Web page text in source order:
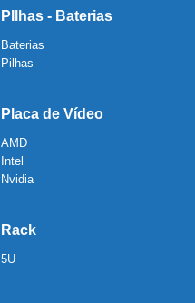
PIlhas - Baterias
Baterias
Pilhas
Placa de Vídeo
AMD
Intel
Nvidia
Rack
5U